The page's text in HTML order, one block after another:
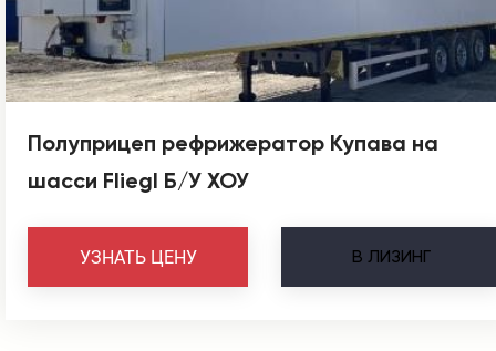
Полуприцеп рефрижератор Купава на
шасси Fliegl Б/У ХОУ
В ЛИЗИНГ
УЗНАТЬ ЦЕНУ